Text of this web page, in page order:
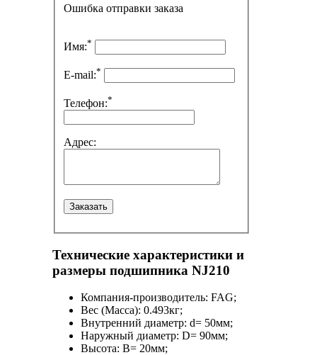
Ошибка отправки заказа
Имя:*
E-mail:*
Телефон:*
Адрес:
Технические характеристики и
размеры подшипника NJ210
Компания-производитель: FAG;
Вес (Масса): 0.493кг;
Внутренний диаметр: d= 50мм;
Наружный диаметр: D= 90мм;
Высота: B= 20мм;